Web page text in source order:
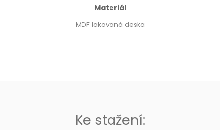
Materiál
MDF lakovaná deska
Ke stažení: